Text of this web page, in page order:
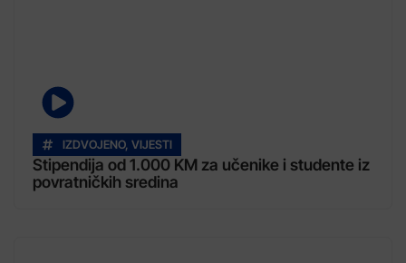
IZDVOJENO, VIJESTI
Stipendija od 1.000 KM za učenike i studente iz
povratničkih sredina